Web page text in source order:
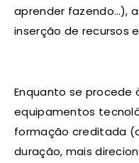
aprender fazendo…),
inserção de recursos
Enquanto se procede
equipamentos
formação creditada
duração, mais